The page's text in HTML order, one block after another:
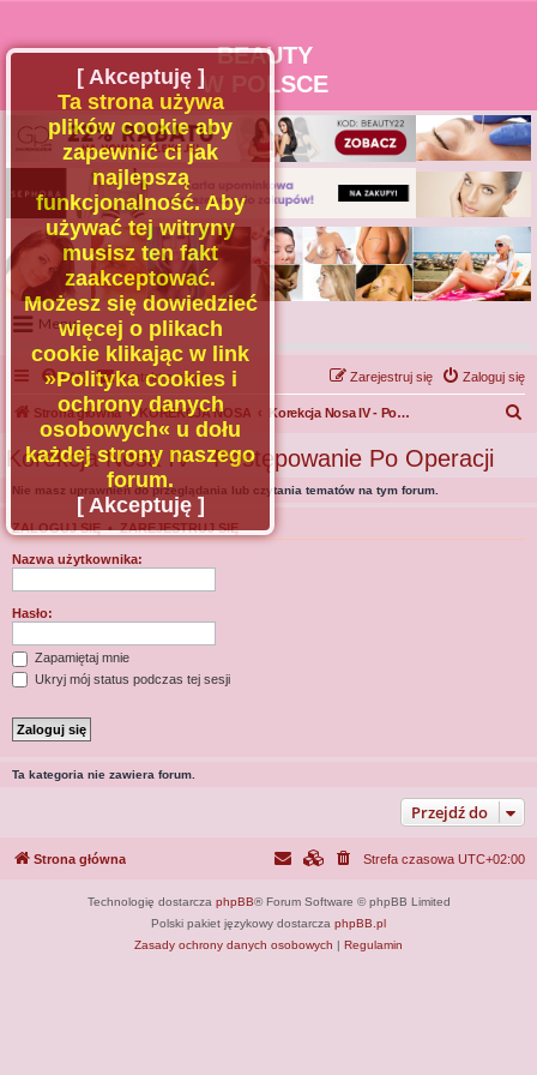
BEAUTY
W POLSCE
Menu
Portal
Facebook
Regulamin
Zapytaj administratora
Kontakt
FAQ Kontakt z nami Zaloguj się
Zarejestruj się
Strona główna KOREKCJA NOSA Korekcja Nosa IV - Postępowanie Po Operacji
Korekcja Nosa IV - Postępowanie Po Operacji
Nie masz uprawnień do przeglądania lub czytania tematów na tym forum.
ZALOGUJ SIĘ•ZAREJESTRUJ SIĘ
Nazwa użytkownika:
Hasło:
Zapamiętaj mnie
Ukryj mój status podczas tej sesji
Ta kategoria nie zawiera forum.
Przejdź do
[ Akceptuję ]
Ta strona używa
plików cookie aby
zapewnić ci jak
najlepszą
funkcjonalność. Aby
używać tej witryny
musisz ten fakt
zaakceptować.
Możesz się dowiedzieć
więcej o plikach
cookie klikając w link
»Polityka cookies i
ochrony danych
osobowych« u dołu
każdej strony naszego
forum.
[ Akceptuję ]
Strona główna Strefa czasowa UTC+02:00
Technologię dostarcza phpBB® Forum Software © phpBB Limited
Polski pakiet językowy dostarcza phpBB.pl
Zasady ochrony danych osobowych | Regulamin